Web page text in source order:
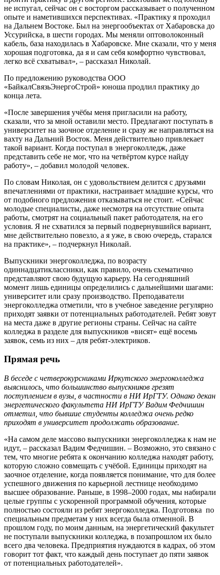
не испугал, сейчас он с восторгом рассказывает о полученном
опыте и наметившихся перспективах. «Практику я проходил
на Дальнем Востоке. Был на энергообъектах от Хабаровска до
Уссурийска, в шести городах. Мы меняли оптоволоконный
кабель, база находилась в Хабаровске. Мне сказали, что у меня
хорошая подготовка, да я и сам себя комфортно чувствовал,
легко всё схватывал», – рассказал Николай.
По предложению руководства ООО
«БайкалСвязьЭнергоСтрой» юноша продлил практику до
конца лета.
«После завершения учёбы меня пригласили на работу,
сказали, что за мной оставили место. Предлагают поступать в
университет на заочное отделение и сразу же направляться на
вахту на Дальний Восток. Меня действительно привлекает
такой вариант. Когда поступал в энергоколледж, даже
представить себе не мог, что на четвёртом курсе найду
работу», – добавил молодой человек.
По словам Николая, он с удовольствием делится с друзьями
впечатлениями от практики, настраивает младшие курсы, что
от подобного предложения отказываться не стоит. «Сейчас
молодые специалисты, даже несмотря на отсутствие опыта
работы, смотрят на социальный пакет работодателя, на его
условия. Я не схватился за первый подвернувшийся вариант,
мне действительно повезло, а я уже, в свою очередь, старался
на практике», – подчерк­нул Николай.
Выпускники энергоколледжа, по возрасту
одиннадцатиклассники, как правило, очень схематично
представляют свою будущую карьеру. На сегодняшний
момент лишь единицы определились с дальнейшими шагами:
университет или сразу производство. Преподаватели
энергоколледжа отметили, что в учебное заведение регулярно
приходят заявки от потенциальных работодателей. Ребят зовут
на места даже в другие регионы страны. Сейчас на сайте
колледжа в разделе для выпускников «висят» ещё восемь
заявок, семь из них – для ребят-электриков.
Прямая речь
В беседе с четверокурсниками Иркутского энергоколледжа
выяснилось, что большинство выпускников грезят
поступлением в вузы, в частности в НИ ИрГТУ. Однако декан
энергетического факультета НИ ИрГТУ Вадим Федчишин
отметил, что бывшие студенты колледжа очень редко
приходят в университет продолжать образование.
«На самом деле массово выпускники энергоколледжа к нам не
идут, – рассказал Вадим Федчишин. – Возможно, это связано с
тем, что многие ребята к окончанию колледжа находят работу,
которую сложно совмещать с учёбой. Единицы приходят на
заочное отделение, когда появляется понимание, что для более
успешного движения по карьерной лестнице необходимо
высшее образование. Раньше, в 1998–2000 годах, мы набирали
целые группы с ускоренной программой обучения, которые
полностью состояли из ребят энергоколледжа. Подготовка по
специальным предметам у них всегда была отменной. В
прошлом году, по моим данным, на энергетический факультет
не поступали выпускники колледжа, в позапрошлом их было
всего два человека. Предприятия нуждаются в кадрах, об этом
говорит тот факт, что каждый день поступает до пяти заявок
от потенциальных работодателей».